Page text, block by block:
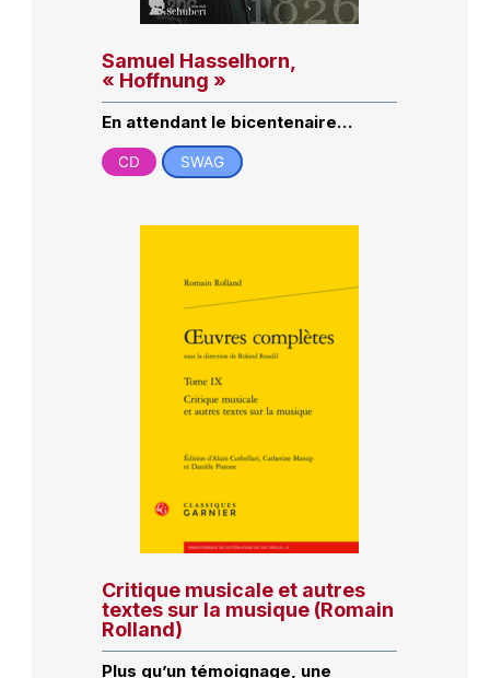
Samuel Hasselhorn,
« Hoffnung »
En attendant le bicentenaire…
CD SWAG
Critique musicale et autres
textes sur la musique (Romain
Rolland)
Plus qu’un témoignage, une